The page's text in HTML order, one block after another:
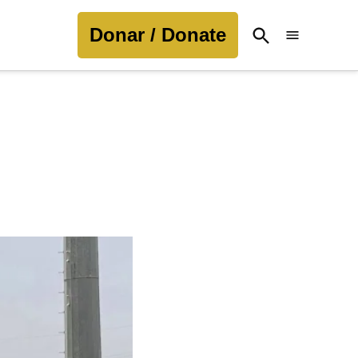
Donar / Donate
Open
Search